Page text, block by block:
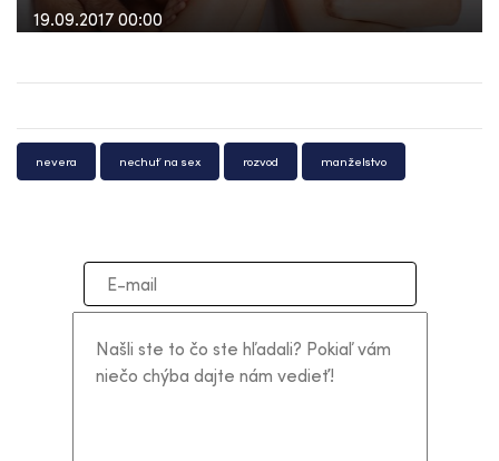
19.09.2017 00:00
nevera nechuť na sex rozvod manželstvo